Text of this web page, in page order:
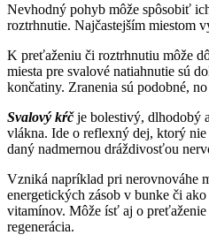
Nevhodný pohyb môže spôsobiť
roztrhnutie. Najčastejším miestom
K preťaženiu či roztrhnutiu môže
miesta pre svalové natiahnutie sú
končatiny. Zranenia sú podobné,
Svalový kŕčje bolestivý, dlhodobý
vlákna. Ide o reflexný dej, ktorý
daný nadmernou dráždivosťou
Vzniká napríklad pri nerovnováhe
energetických zásob v bunke či
vitamínov. Môže ísť aj o
regenerácia.